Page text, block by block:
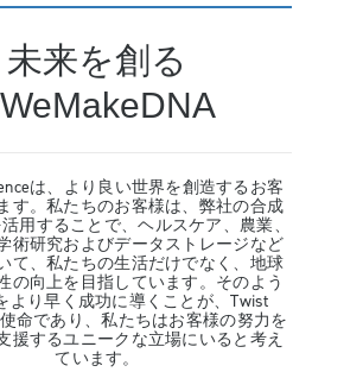
未来を創る
は、より良い世界を創造するお客
す。私たちのお客様は、弊社の合成
用することで、ヘルスケア、農業、
術研究およびデータストレージなど
て、私たちの生活だけでなく、地球
の向上を目指しています。そのよう
より早く成功に導くことが、Twist
命であり、私たちはお客様の努力を
援するユニークな立場にいると考え
ています。